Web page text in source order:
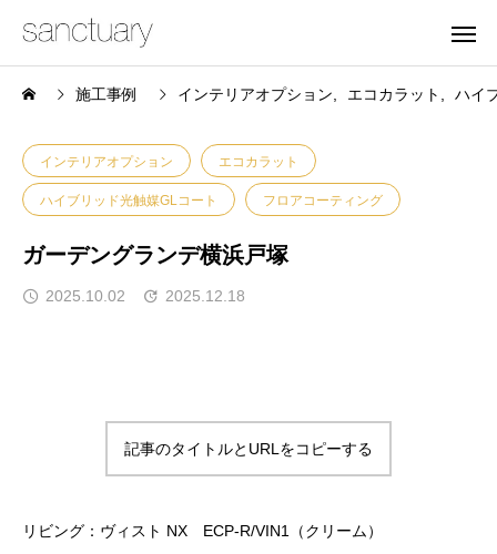
施工事例 インテリアオプション エコカラット ハイ
インテリアオプション エコカラット
ハイブリッド光触媒GLコート フロアコーティング
ガーデングランデ横浜戸塚
2025.10.02 2025.12.18
記事のタイトルとURLをコピーする
リビング：ヴィスト NX ECP‐R/VIN1（クリーム）